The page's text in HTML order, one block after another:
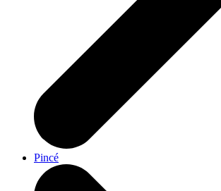
Pincé